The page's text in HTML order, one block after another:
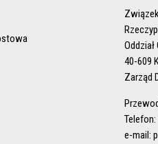
40-609
Zarząd
Telefon:
e-mail: